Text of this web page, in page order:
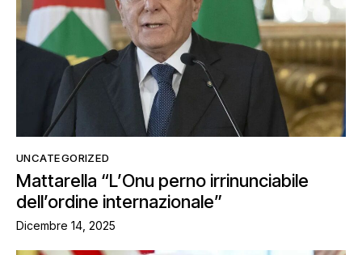
UNCATEGORIZED
Mattarella “L’Onu perno irrinunciabile
dell’ordine internazionale”
Dicembre 14, 2025